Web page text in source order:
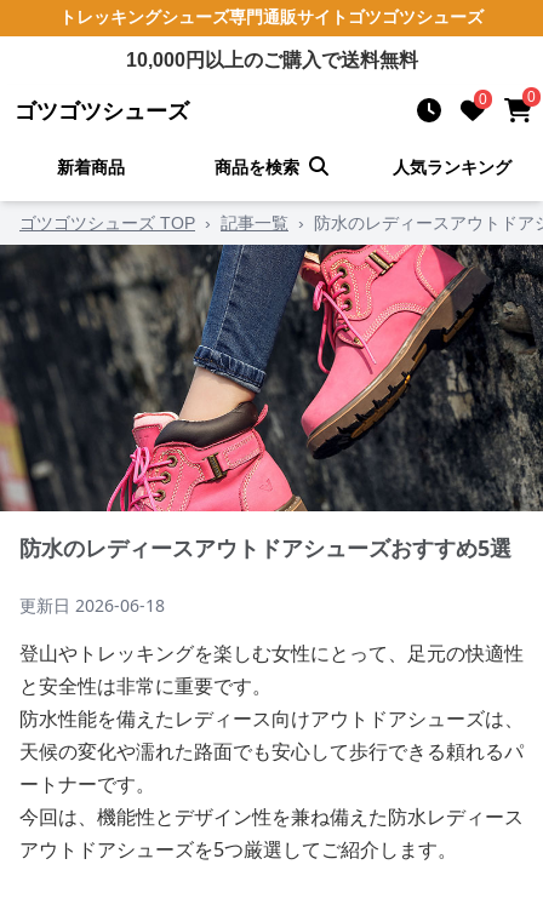
トレッキングシューズ専門通販サイト ゴツゴツシューズ
10,000円以上のご購入で送料無料
ゴツゴツシューズ 0 0
新着商品 商品を検索 人気ランキング
ゴツゴツシューズ TOP › 記事一覧 › 防水のレディースアウトドア
防水のレディースアウトドアシューズおすすめ5選
更新日 2026-06-18
登山やトレッキングを楽しむ女性にとって、足元の快適性
と安全性は非常に重要です。
防水性能を備えたレディース向けアウトドアシューズは、
天候の変化や濡れた路面でも安心して歩行できる頼れるパ
ートナーです。
今回は、機能性とデザイン性を兼ね備えた防水レディース
アウトドアシューズを5つ厳選してご紹介します。